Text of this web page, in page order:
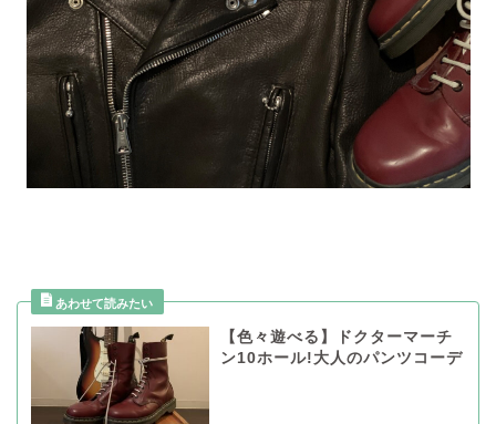
【色々遊べる】ドクターマーチ
ン10ホール!大人のパンツコーデ